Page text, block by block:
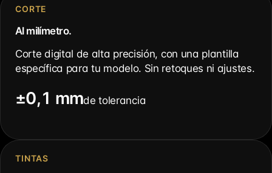
CORTE
Al milímetro.
Corte digital de alta precisión, con una plantilla
específica para tu modelo. Sin retoques ni ajustes.
±0,1 mmde tolerancia
TINTAS